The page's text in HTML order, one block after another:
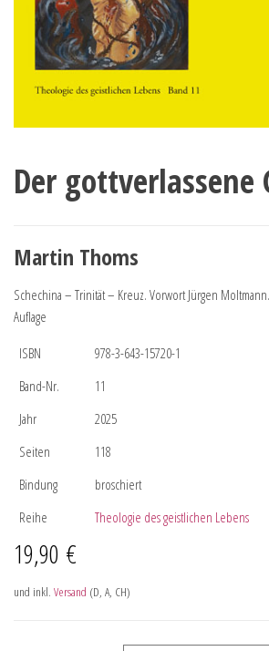
Der gottverlassene
Martin Thoms
Schechina – Trinität – Kreuz. Vorwort Jürgen
Auflage
ISBN
978-3-643-15720-1
Band-Nr.
11
Jahr
2025
Seiten
118
Bindung
broschiert
Reihe
Theologie des geistlichen Lebens
19,90 €
und inkl. Versand (D, A, CH)